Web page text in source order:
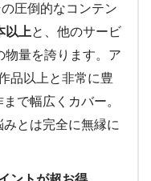
圧倒的なコンテン
以上と、他のサービ
物量を誇ります。ア
品以上と非常に豊
で幅広くカバー。
みとは完全に無縁に